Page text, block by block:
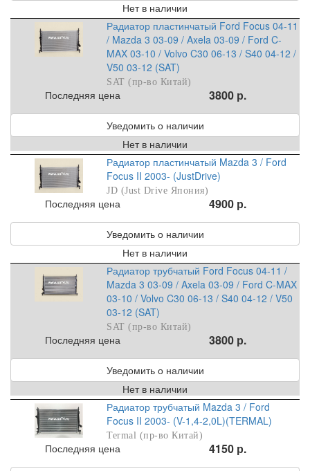
Нет в наличии
Радиатор пластинчатый Ford Focus 04-11
/ Mazda 3 03-09 / Axela 03-09 / Ford C-
MAX 03-10 / Volvo C30 06-13 / S40 04-12 /
V50 03-12 (SAT)
SAT (пр-во Китай)
Последняя цена 3800 р.
Уведомить о наличии
Нет в наличии
Радиатор пластинчатый Mazda 3 / Ford
Focus II 2003- (JustDrive)
JD (Just Drive Япония)
Последняя цена 4900 р.
Уведомить о наличии
Нет в наличии
Радиатор трубчатый Ford Focus 04-11 /
Mazda 3 03-09 / Axela 03-09 / Ford C-MAX
03-10 / Volvo C30 06-13 / S40 04-12 / V50
03-12 (SAT)
SAT (пр-во Китай)
Последняя цена 3800 р.
Уведомить о наличии
Нет в наличии
Радиатор трубчатый Mazda 3 / Ford
Focus II 2003- (V-1,4-2,0L)(TERMAL)
Termal (пр-во Китай)
Последняя цена 4150 р.